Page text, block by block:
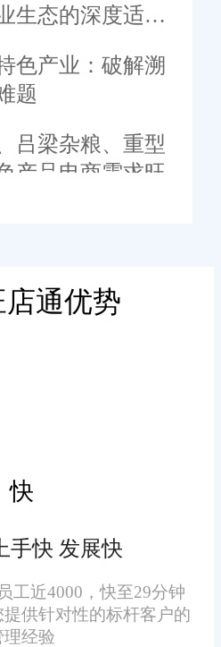
生态的深度适
评测排行中稳居
电商、装备制
领域商家的信赖
计精准解决太原
痛点。
产业：破解溯
题
梁杂粮、重型
产品电商需求旺
面临 “溯源信息
突出：
程。某太原陈醋
，客户信任度提
统可在面单自动
储建议，某杂粮
，临期产品损耗
配件等工业产
“型号、适配机
绑定属性信息，
通优势
快
手快 发展快
工近4000，快至29分钟
提供针对性的标杆客户的
理经验